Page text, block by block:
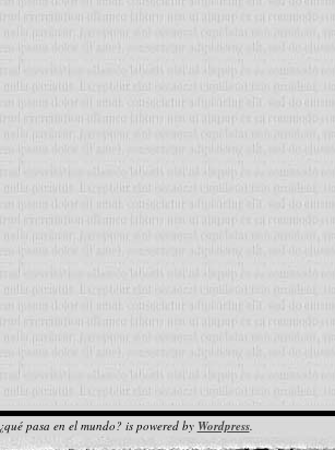
¿qué pasa en el mundo? is powered by Wordpress.